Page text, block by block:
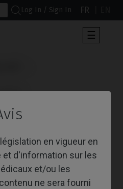
en vigueur en
et d'information sur les
et/ou les
ne sera fourni
Log In / Sign In FR
Toggle
☰